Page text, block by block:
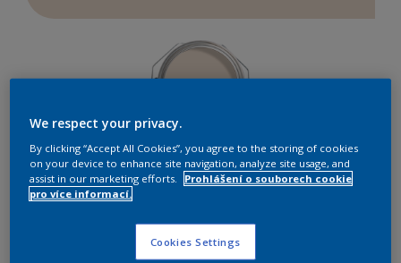
Najít výrobek v tomto odstínu
We respect your privacy.
By clicking “Accept All Cookies”, you agree to the storing of cookies
on your device to enhance site navigation, analyze site usage, and
assist in our marketing efforts.
Prohlášení o souborech cookie
pro více informací.
Cookies Settings